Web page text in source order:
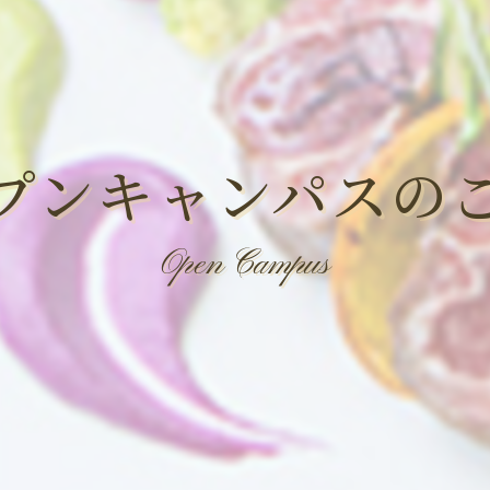
ンキャンパスの
Open Campus